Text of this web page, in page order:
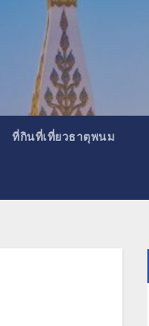
ที่กินที่เที่ยวธาตุพนม